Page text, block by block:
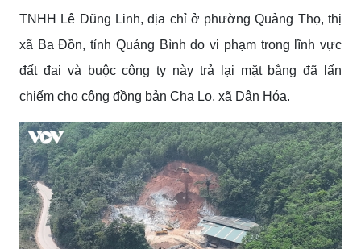
s
o
f
2
m
i
n
u
e
s
,
1
0
s
e
c
o
TNHH Lê Dũng Linh, địa chỉ ở phường Quảng Thọ, thị
xã Ba Đồn, tỉnh Quảng Bình do vi phạm trong lĩnh vực
đất đai và buộc công ty này trả lại mặt bằng đã lấn
chiếm cho cộng đồng bản Cha Lo, xã Dân Hóa.